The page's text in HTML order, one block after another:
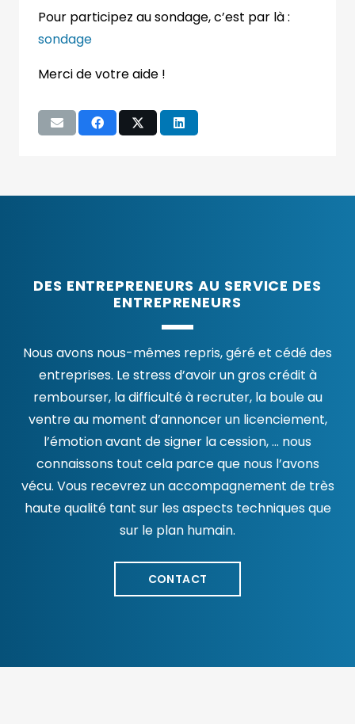
Pour participez au sondage, c’est par là :
sondage
Merci de votre aide !
DES ENTREPRENEURS AU SERVICE DES
ENTREPRENEURS
Nous avons nous-mêmes repris, géré et cédé des
entreprises. Le stress d’avoir un gros crédit à
rembourser, la difficulté à recruter, la boule au
ventre au moment d’annoncer un licenciement,
l’émotion avant de signer la cession, … nous
connaissons tout cela parce que nous l’avons
vécu. Vous recevrez un accompagnement de très
haute qualité tant sur les aspects techniques que
sur le plan humain.
CONTACT